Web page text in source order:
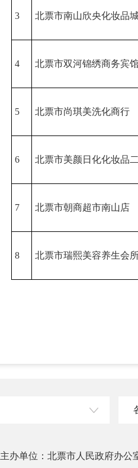
3 北票市南山欣央化妆品
4 北票市双河锦绣商务宾
5 北票市尚琪美洗化商行
6 北票市美颜日化化妆品
7 北票市朝商超市南山店
8 北票市瑞熙美容养生会
主办单位：北票市人民政府办公